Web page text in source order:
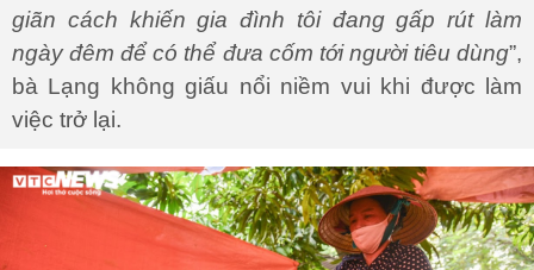
giãn cách khiến gia đình tôi đang gấp rút làm
ngày đêm để có thể đưa cốm tới người tiêu dùng”,
bà Lạng không giấu nổi niềm vui khi được làm
việc trở lại.